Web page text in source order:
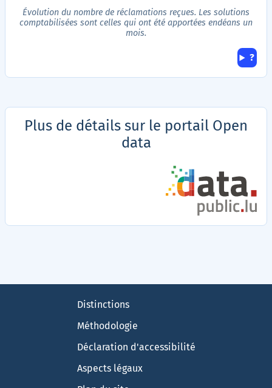
Évolution du nombre de réclamations reçues. Les solutions
comptabilisées sont celles qui ont été apportées endéans un
mois.
?
Plus de détails sur le portail Open
data
Distinctions
Méthodologie
Déclaration d'accessibilité
Aspects légaux